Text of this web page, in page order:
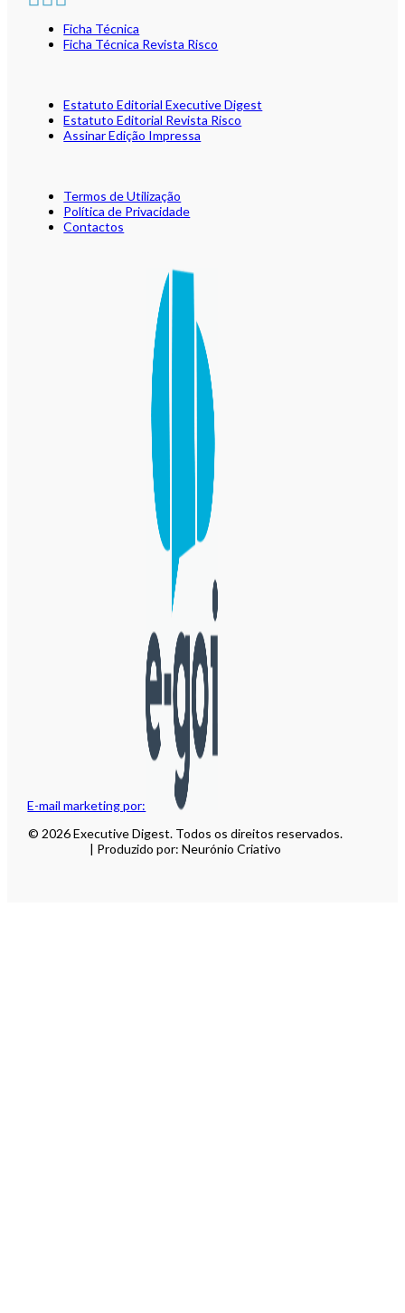
E-mail marketing por:
Ficha Técnica
Ficha Técnica Revista Risco
Estatuto Editorial Executive Digest
Estatuto Editorial Revista Risco
Assinar Edição Impressa
Termos de Utilização
Política de Privacidade
Contactos
© 2026 Executive Digest. Todos os direitos reservados.
| Produzido por: Neurónio Criativo